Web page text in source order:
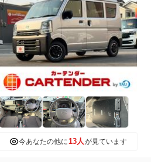
今あなたの他に13人が見ています